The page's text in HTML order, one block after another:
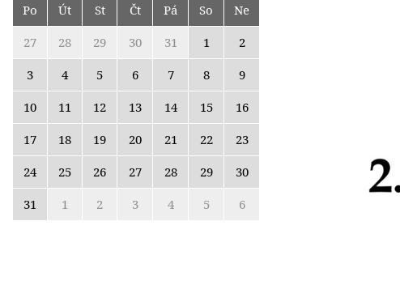
Po Út St Čt Pá So
Ne
27
28 29 30 31 1
2
3
4 5 6 7 8
9
10
11 12 13 14 15
16
17
18 19 20 21 22
23
24
25 26 27 28 29
30
31
1 2 3 4 5 6